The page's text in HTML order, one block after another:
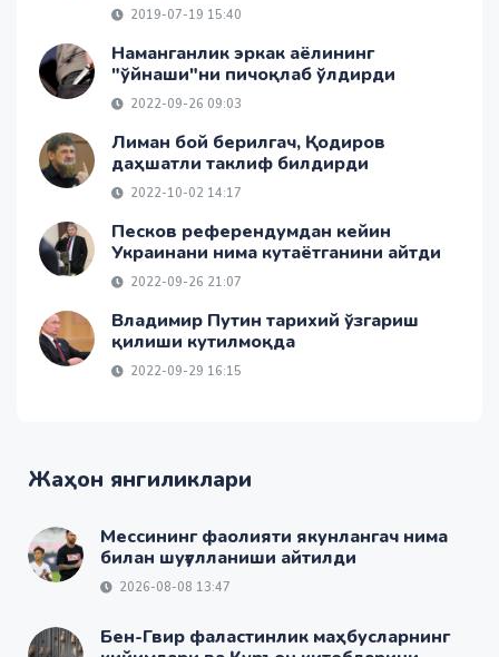
2019-07-19 15:40
Наманганлик эркак аёлининг
"ўйнаши"ни пичоқлаб ўлдирди
2022-09-26 09:03
Лиман бой берилгач, Қодиров
даҳшатли таклиф билдирди
2022-10-02 14:17
Песков референдумдан кейин
Украинани нима кутаётганини айтди
2022-09-26 21:07
Владимир Путин тарихий ўзгариш
қилиши кутилмоқда
2022-09-29 16:15
Жаҳон янгиликлари
Мессининг фаолияти якунлангач нима
билан шуғулланиши айтилди
2026-08-08 13:47
Бен-Гвир фаластинлик маҳбусларнинг